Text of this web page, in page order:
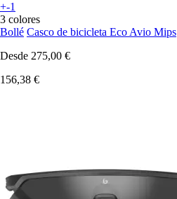
+-1
3 colores
Bollé Casco de bicicleta Eco Avio Mips
Desde 275,00 €
156,38 €